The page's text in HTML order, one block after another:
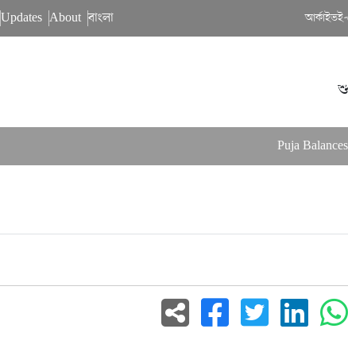
Updates About বাংলা আর্কাইভ
Puja Balances